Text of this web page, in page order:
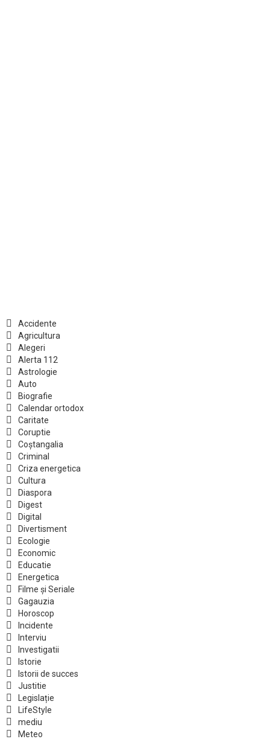
Accidente
Agricultura
Alegeri
Alerta 112
Astrologie
Auto
Biografie
Calendar ortodox
Caritate
Coruptie
Coștangalia
Criminal
Criza energetica
Cultura
Diaspora
Digest
Digital
Divertisment
Ecologie
Economic
Educatie
Energetica
Filme și Seriale
Gagauzia
Horoscop
Incidente
Interviu
Investigatii
Istorie
Istorii de succes
Justitie
Legislație
LifeStyle
mediu
Meteo